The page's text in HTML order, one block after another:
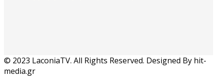
© 2023 LaconiaTV. All Rights Reserved. Designed By hit-
media.gr